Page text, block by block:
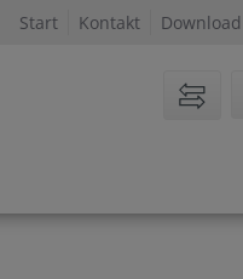
Start Kontakt Download